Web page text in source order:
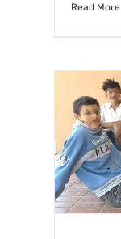
Read More